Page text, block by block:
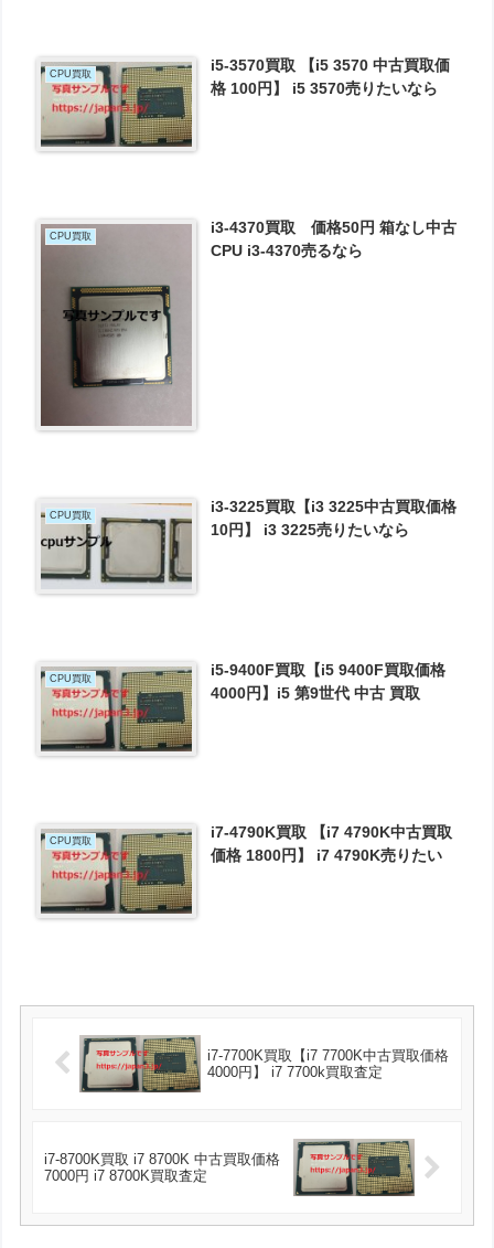
CPU買取
i5-3570買取 【i5 3570 中古買取価
格 100円】 i5 3570売りたいなら
CPU買取
i3-4370買取 価格50円 箱なし中古
CPU i3-4370売るなら
CPU買取
i3-3225買取【i3 3225中古買取価格
10円】 i3 3225売りたいなら
CPU買取
i5-9400F買取【i5 9400F買取価格
4000円】i5 第9世代 中古 買取
CPU買取
i7-4790K買取 【i7 4790K中古買取
価格 1800円】 i7 4790K売りたい
i7-7700K買取【i7 7700K中古買取価格
4000円】 i7 7700k買取査定
i7-8700K買取 i7 8700K 中古買取価格
7000円 i7 8700K買取査定